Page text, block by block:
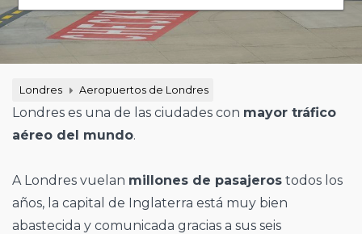
Londres Aeropuertos de Londres
Londres es una de las ciudades con mayor tráfico
aéreo del mundo.
A Londres vuelan millones de pasajeros todos los
años, la capital de Inglaterra está muy bien
abastecida y comunicada gracias a sus seis